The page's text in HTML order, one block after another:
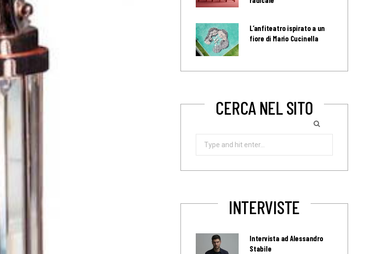
L’anfiteatro ispirato a un
fiore di Mario Cucinella
CERCA NEL SITO
Search
INTERVISTE
Intervista ad Alessandro
Stabile